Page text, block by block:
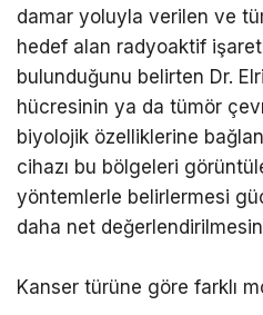
damar yoluyla verilen ve
hedef alan radyoaktif
bulunduğunu belirten Dr.
hücresinin ya da tümör
biyolojik özelliklerine
cihazı bu bölgeleri
yöntemlerle belirlermesi
daha net
Kanser türüne göre farklı